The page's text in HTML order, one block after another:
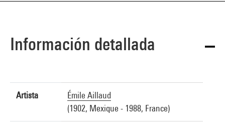
Información detallada
Artista
Émile Aillaud
(1902, Mexique - 1988, France)